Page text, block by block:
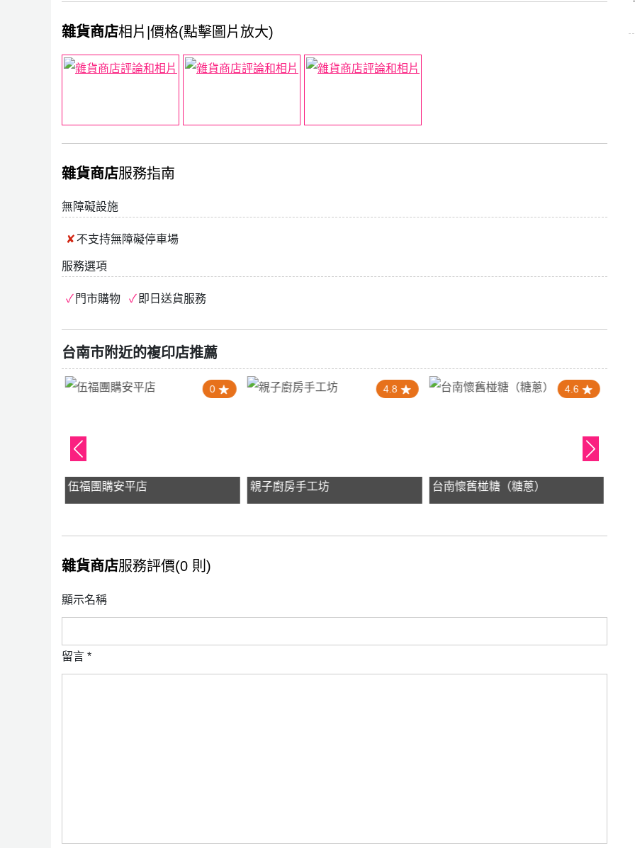
雜貨商店相片|價格(點擊圖片放大)
雜貨商店服務指南
無障礙設施
不支持無障礙停車場
服務選項
門市購物 即日送貨服務
台南市附近的複印店推薦
0
伍福團購安平店
4.8
親子廚房手工坊
4.6
台南懷舊椪糖（糖蔥）
雜貨商店服務評價(0 則)
顯示名稱
留言 *